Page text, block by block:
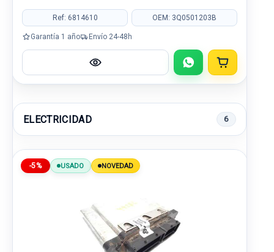
Ref: 6814610 OEM: 3Q0501203B
Garantía 1 año Envío 24-48h
ELECTRICIDAD 6
-5% USADO NOVEDAD